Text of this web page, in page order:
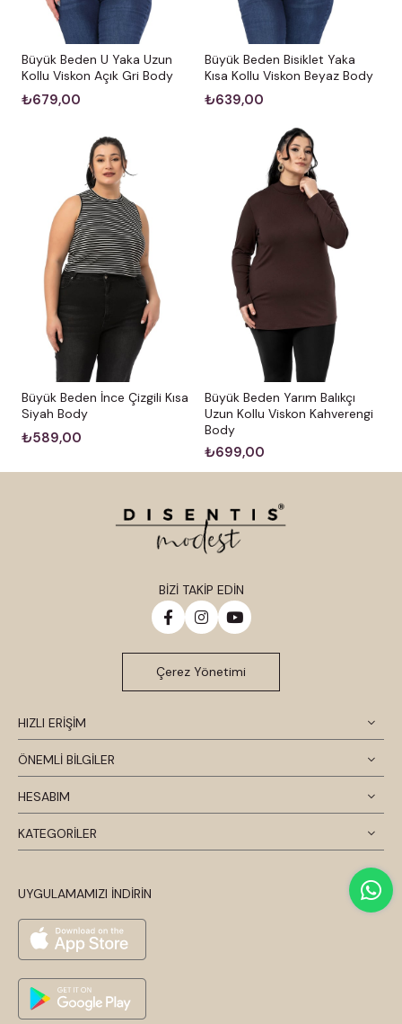
Büyük Beden U Yaka Uzun
Kollu Viskon Açık Gri Body
₺679,00
Büyük Beden Bisiklet Yaka
Kısa Kollu Viskon Beyaz Body
₺639,00
Büyük Beden İnce Çizgili Kısa
Siyah Body
₺589,00
Büyük Beden Yarım Balıkçı
Uzun Kollu Viskon Kahverengi
Body
₺699,00
HIZLI ERİŞİM
ÖNEMLİ BİLGİLER
HESABIM
KATEGORİLER
UYGULAMAMIZI İNDİRİN
BİZİ TAKİP EDİN
Çerez Yönetimi